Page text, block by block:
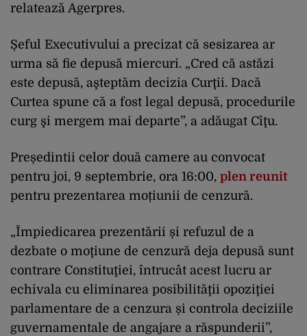
relatează Agerpres.
Șeful Executivului a precizat că sesizarea ar
urma să fie depusă miercuri. „Cred că astăzi
este depusă, aşteptăm decizia Curţii. Dacă
Curtea spune că a fost legal depusă, procedurile
curg şi mergem mai departe”, a adăugat Cîţu.
Președintii celor două camere au convocat
pentru joi, 9 septembrie, ora 16:00, plen reunit
pentru prezentarea moțiunii de cenzură.
„Împiedicarea prezentării și refuzul de a
dezbate o moţiune de cenzură deja depusă sunt
contrare Constituţiei, întrucât acest lucru ar
echivala cu eliminarea posibilităţii opoziţiei
parlamentare de a cenzura și controla deciziile
guvernamentale de angajare a răspunderii”,